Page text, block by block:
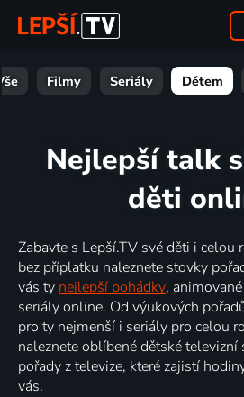
Filmy Seriály Dětem
Nejlepší talk
děti
Zabavte s Lepší.TV své děti i celou
bez příplatku naleznete stovky
vás ty nejlepší pohádky,
seriály online. Od výukových
pro ty nejmenší i seriály pro celou
naleznete oblíbené dětské televizní
pořady z televize, které zajistí
vás.